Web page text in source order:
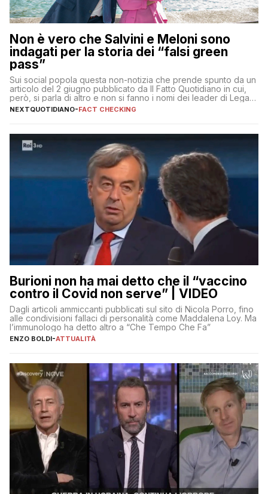
Non è vero che Salvini e Meloni sono
indagati per la storia dei “falsi green
pass”
Sui social popola questa non-notizia che prende spunto da un
articolo del 2 giugno pubblicato da Il Fatto Quotidiano in cui,
però, si parla di altro e non si fanno i nomi dei leader di Lega e
Fratelli d’Italia
NEXTQUOTIDIANO-FACT CHECKING
Burioni non ha mai detto che il “vaccino
contro il Covid non serve” | VIDEO
Dagli articoli ammiccanti pubblicati sul sito di Nicola Porro, fino
alle condivisioni fallaci di personalità come Maddalena Loy. Ma
l’immunologo ha detto altro a “Che Tempo Che Fa”
ENZO BOLDI-ATTUALITÀ